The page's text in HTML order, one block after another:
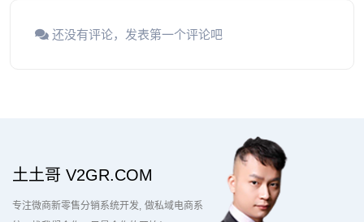
还没有评论，发表第一个评论吧
土土哥 V2GR.COM
专注微商新零售分销系统开发 做私域电商系